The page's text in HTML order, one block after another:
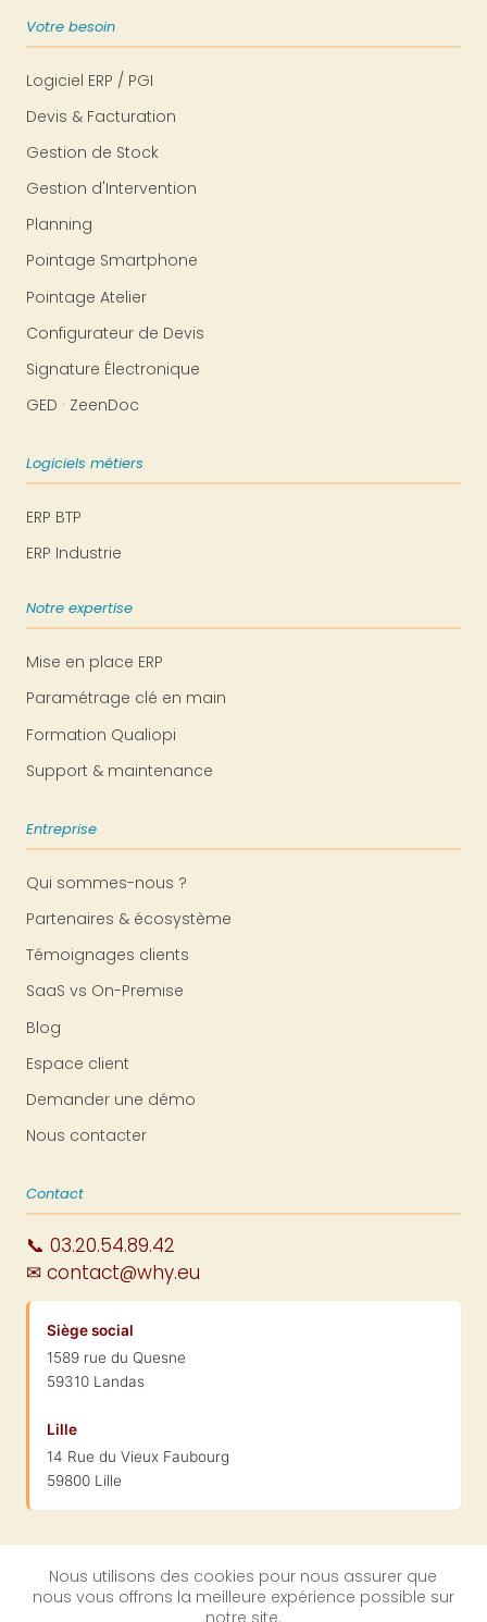
Nous utilisons des cookies pour nous assurer que
nous vous offrons la meilleure expérience possible sur
notre site.
Votre besoin
Logiciel ERP / PGI
Devis & Facturation
Gestion de Stock
Gestion d'Intervention
Planning
Pointage Smartphone
Pointage Atelier
Configurateur de Devis
Signature Électronique
GED · ZeenDoc
Logiciels métiers
ERP BTP
ERP Industrie
Notre expertise
Mise en place ERP
Paramétrage clé en main
Formation Qualiopi
Support & maintenance
Entreprise
Qui sommes-nous ?
Partenaires & écosystème
Témoignages clients
SaaS vs On-Premise
Blog
Espace client
Demander une démo
Nous contacter
Contact
📞 03.20.54.89.42
✉ contact@why.eu
Siège social
1589 rue du Quesne
59310 Landas
Lille
14 Rue du Vieux Faubourg
59800 Lille
© 2004-2026 WhySoft Group · SARL au capital de 100 000 € ·